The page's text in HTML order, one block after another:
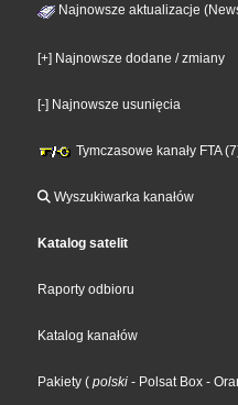
Najnowsze aktualizacje
[+] Najnowsze dodane / zmiany
[-] Najnowsze usunięcia
Tymczasowe kanały FTA
Wyszukiwarka kanałów
Katalog satelit
Raporty odbioru
Katalog kanałów
Pakiety ( polski - Polsat Box -